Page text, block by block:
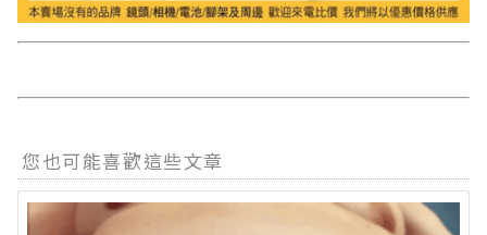
您也可能喜歡這些文章